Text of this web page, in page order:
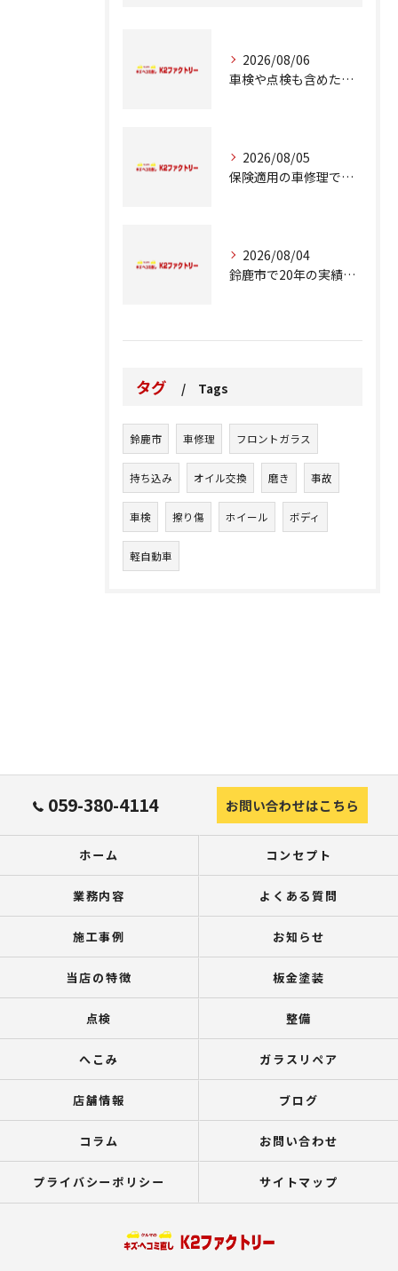
2026/08/06
車検や点検も含めた車修理の重要ポイント解説
2026/08/05
保険適用の車修理で知っておくべきポイント
2026/08/04
鈴鹿市で20年の実績が語る車修理のこだわり
タグ Tags
鈴鹿市 車修理 フロントガラス
持ち込み オイル交換 磨き 事故
車検 擦り傷 ホイール ボディ
軽自動車
059-380-4114 お問い合わせはこちら
ホーム コンセプト
業務内容 よくある質問
施工事例 お知らせ
当店の特徴 板金塗装
点検 整備
へこみ ガラスリペア
店舗情報 ブログ
コラム お問い合わせ
プライバシーポリシー サイトマップ